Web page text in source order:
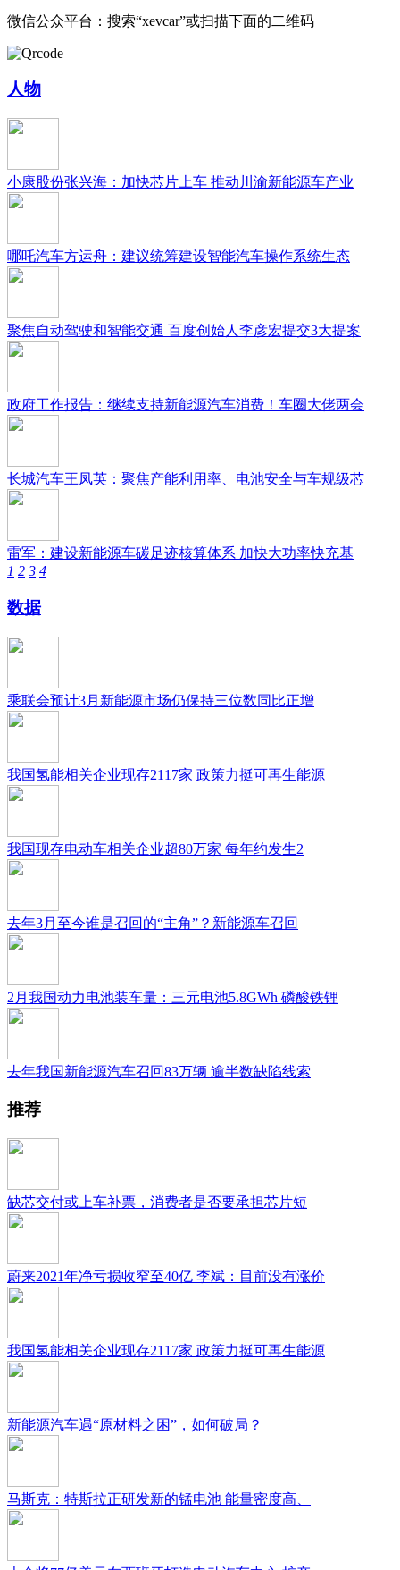
微信公众平台：搜索“xevcar”或扫描下面的二维码
人物
小康股份张兴海：加快芯片上车 推动川渝新能源车产业
哪吒汽车方运舟：建议统筹建设智能汽车操作系统生态
聚焦自动驾驶和智能交通 百度创始人李彦宏提交3大提案
政府工作报告：继续支持新能源汽车消费！车圈大佬两会
长城汽车王凤英：聚焦产能利用率、电池安全与车规级芯
雷军：建设新能源车碳足迹核算体系 加快大功率快充基
1 2 3 4
数据
乘联会预计3月新能源市场仍保持三位数同比正增
我国氢能相关企业现存2117家 政策力挺可再生能源
我国现存电动车相关企业超80万家 每年约发生2
去年3月至今谁是召回的“主角”？新能源车召回
2月我国动力电池装车量：三元电池5.8GWh 磷酸铁锂
去年我国新能源汽车召回83万辆 逾半数缺陷线索
推荐
缺芯交付或上车补票，消费者是否要承担芯片短
蔚来2021年净亏损收窄至40亿 李斌：目前没有涨价
我国氢能相关企业现存2117家 政策力挺可再生能源
新能源汽车遇“原材料之困”，如何破局？
马斯克：特斯拉正研发新的锰电池 能量密度高、